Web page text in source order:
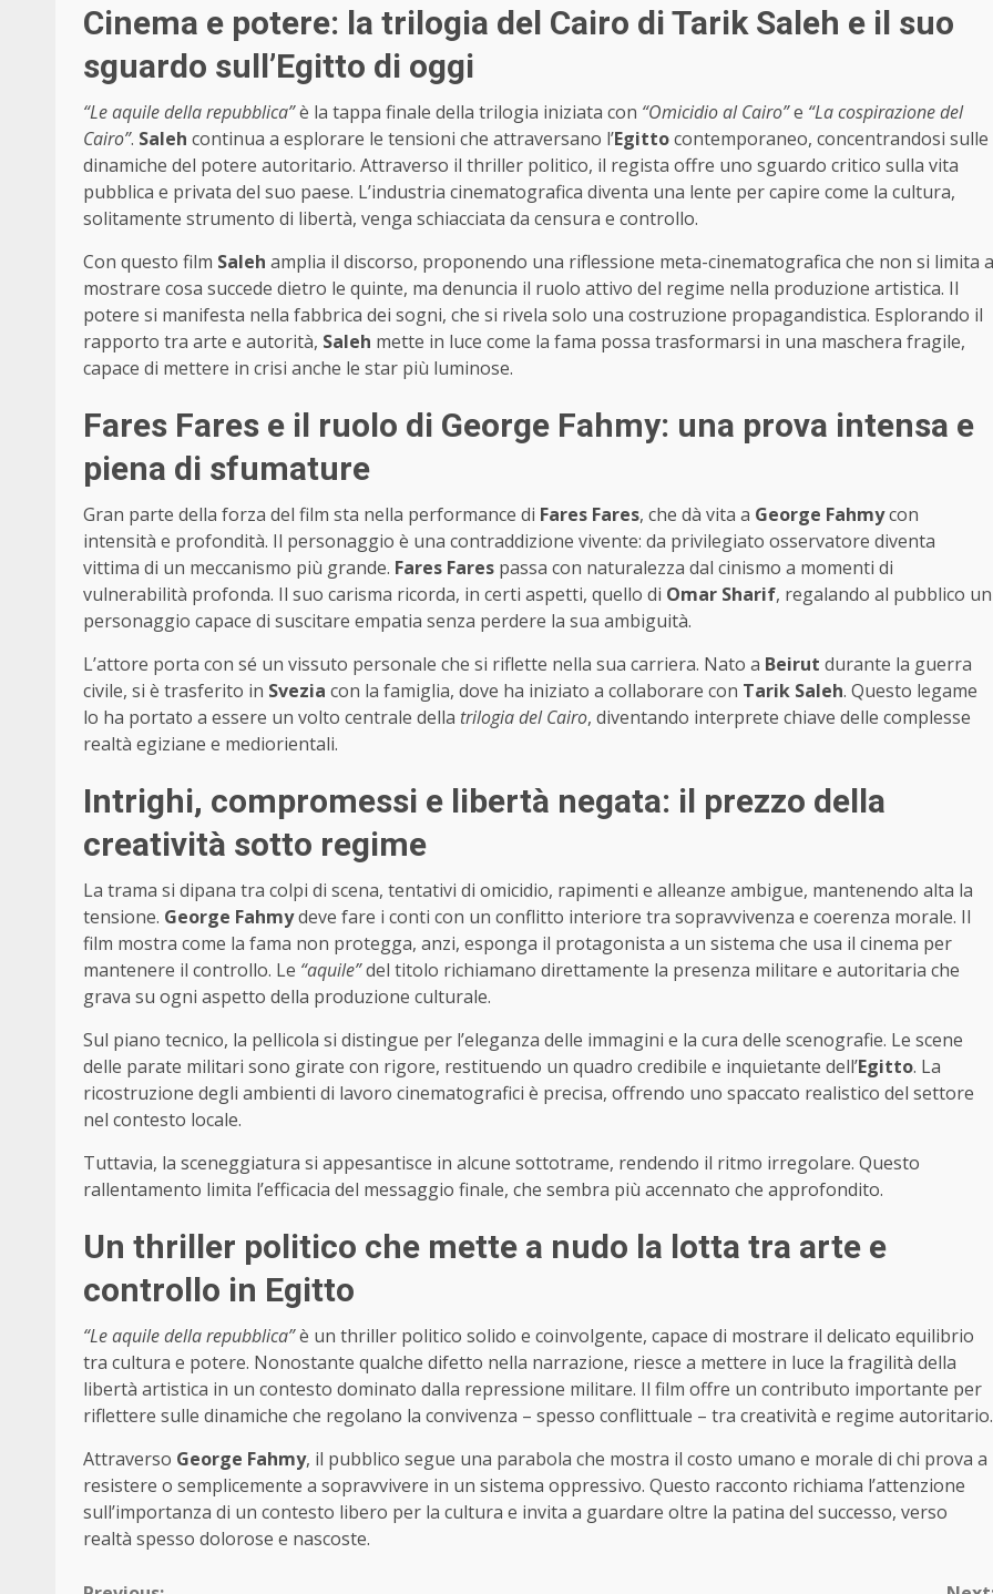
Cinema e potere: la trilogia del Cairo di Tarik Saleh e il suo
sguardo sull’Egitto di oggi
“Le aquile della repubblica”è la tappa finale della trilogia iniziata con “Omicidio al Cairo”e “La cospirazione del
Cairo”. Saleh continua a esplorare le tensioni che attraversano l’Egittocontemporaneo, concentrandosi sulle
dinamiche del potere autoritario. Attraverso il thriller politico, il regista offre uno sguardo critico sulla vita
pubblica e privata del suo paese. L’industria cinematografica diventa una lente per capire come la cultura,
solitamente strumento di libertà, venga schiacciata da censura e controllo.
Con questo film Saleh amplia il discorso, proponendo una riflessione meta-cinematografica che non si limita a
mostrare cosa succede dietro le quinte, ma denuncia il ruolo attivo del regime nella produzione artistica. Il
potere si manifesta nella fabbrica dei sogni, che si rivela solo una costruzione propagandistica. Esplorando il
rapporto tra arte e autorità, Saleh mette in luce come la fama possa trasformarsi in una maschera fragile,
capace di mettere in crisi anche le star più luminose.
Fares Fares e il ruolo di George Fahmy: una prova intensa e
piena di sfumature
Gran parte della forza del film sta nella performance di Fares Fares, che dà vita a George Fahmycon
intensità e profondità. Il personaggio è una contraddizione vivente: da privilegiato osservatore diventa
vittima di un meccanismo più grande. Fares Fares passa con naturalezza dal cinismo a momenti di
vulnerabilità profonda. Il suo carisma ricorda, in certi aspetti, quello di Omar Sharif, regalando al pubblico un
personaggio capace di suscitare empatia senza perdere la sua ambiguità.
L’attore porta con sé un vissuto personale che si riflette nella sua carriera. Nato a Beirut durante la guerra
civile, si è trasferito in Svezia con la famiglia, dove ha iniziato a collaborare con Tarik Saleh. Questo legame
lo ha portato a essere un volto centrale della trilogia del Cairo, diventando interprete chiave delle complesse
realtà egiziane e mediorientali.
Intrighi, compromessi e libertà negata: il prezzo della
creatività sotto regime
La trama si dipana tra colpi di scena, tentativi di omicidio, rapimenti e alleanze ambigue, mantenendo alta la
tensione. George Fahmydeve fare i conti con un conflitto interiore tra sopravvivenza e coerenza morale. Il
film mostra come la fama non protegga, anzi, esponga il protagonista a un sistema che usa il cinema per
mantenere il controllo. Le “aquile”del titolo richiamano direttamente la presenza militare e autoritaria che
grava su ogni aspetto della produzione culturale.
Sul piano tecnico, la pellicola si distingue per l’eleganza delle immagini e la cura delle scenografie. Le scene
delle parate militari sono girate con rigore, restituendo un quadro credibile e inquietante dell’Egitto. La
ricostruzione degli ambienti di lavoro cinematografici è precisa, offrendo uno spaccato realistico del settore
nel contesto locale.
Tuttavia, la sceneggiatura si appesantisce in alcune sottotrame, rendendo il ritmo irregolare. Questo
rallentamento limita l’efficacia del messaggio finale, che sembra più accennato che approfondito.
Un thriller politico che mette a nudo la lotta tra arte e
controllo in Egitto
“Le aquile della repubblica”è un thriller politico solido e coinvolgente, capace di mostrare il delicato equilibrio
tra cultura e potere. Nonostante qualche difetto nella narrazione, riesce a mettere in luce la fragilità della
libertà artistica in un contesto dominato dalla repressione militare. Il film offre un contributo importante per
riflettere sulle dinamiche che regolano la convivenza – spesso conflittuale – tra creatività e regime autoritario.
Attraverso George Fahmy, il pubblico segue una parabola che mostra il costo umano e morale di chi prova a
resistere o semplicemente a sopravvivere in un sistema oppressivo. Questo racconto richiama l’attenzione
sull’importanza di un contesto libero per la cultura e invita a guardare oltre la patina del successo, verso
realtà spesso dolorose e nascoste.